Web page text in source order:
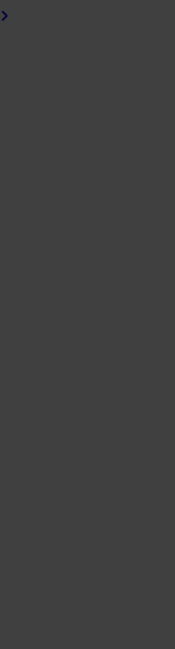
chevron_right